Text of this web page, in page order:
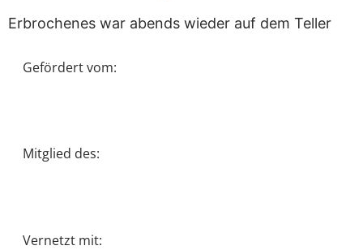
Erbrochenes war abends wieder auf dem Teller
Gefördert vom:
Mitglied des:
Vernetzt mit: